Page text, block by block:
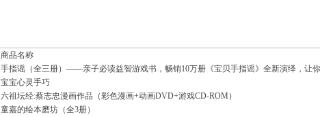
商品名称
手指谣（全三册）——亲子必读益智游戏书，畅销10万册《宝贝手指谣》全新演绎，让
宝宝心灵手巧
六祖坛经:蔡志忠漫画作品（彩色漫画+动画DVD+游戏CD-ROM）
童嘉的绘本磨坊（全3册）